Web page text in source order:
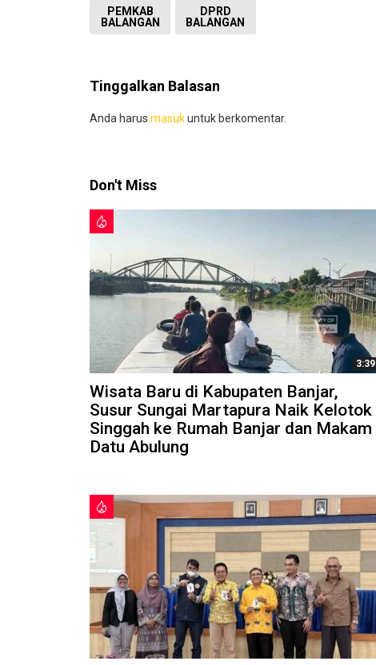
PEMKAB
BALANGAN
DPRD
BALANGAN
Tinggalkan Balasan
Anda harus masukuntuk berkomentar.
Don't Miss
3:39
Wisata Baru di Kabupaten Banjar,
Susur Sungai Martapura Naik Kelotok
Singgah ke Rumah Banjar dan Makam
Datu Abulung